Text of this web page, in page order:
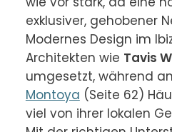
exklusiver, gehobener
Modernes Design im
Architekten wie Tavis
umgesetzt, während
Montoya (Seite 62)
viel von ihrer lokalen